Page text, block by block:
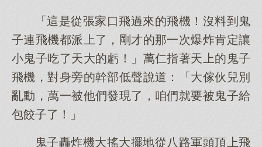
「這是從張家口飛過來的飛機！沒料到鬼
子連飛機都派上了，剛才的那一次爆炸肯定讓
小鬼子吃了天大的虧！」萬仁指著天上的鬼子
飛機，對身旁的幹部低聲說道：「大傢伙兒別
亂動，萬一被他們發現了，咱們就要被鬼子給
包餃子了！」
鬼子轟炸機大搖大擺地從八路軍頭頂上飛